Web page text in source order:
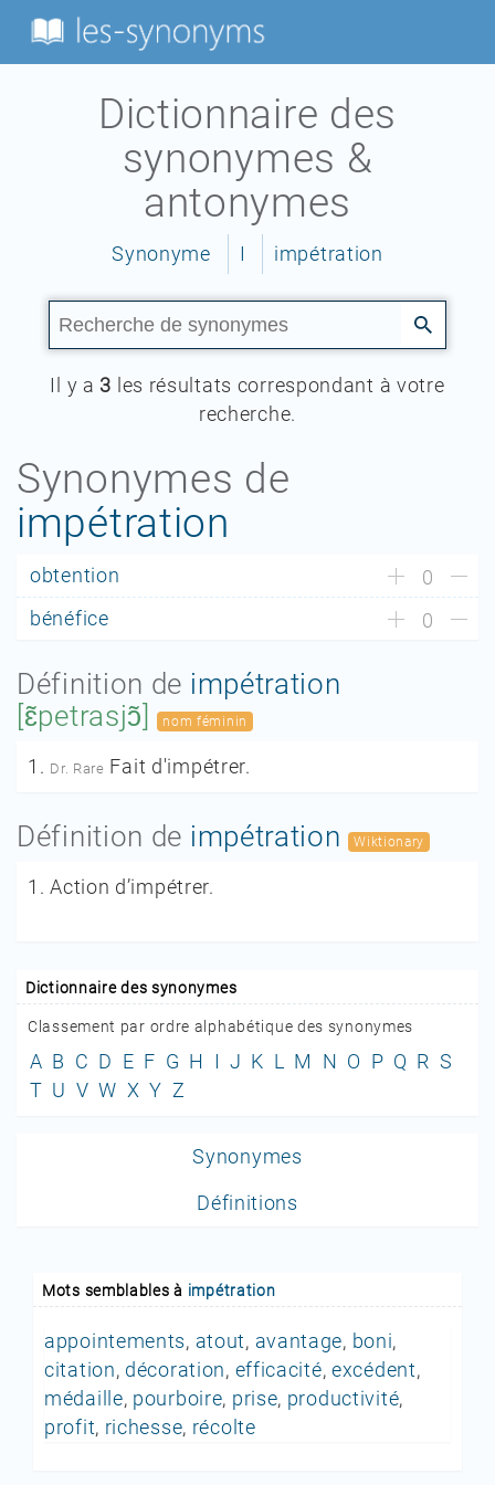
Dictionnaire des
synonymes &
antonymes
Synonyme I impétration
Il y a 3 les résultats correspondant à votre
recherche.
Synonymes de
impétration
obtention
0
bénéfice
0
Définition de impétration
[ɛ̃petrasjɔ̃]
nom féminin
1. Dr. Rare Fait d'impétrer.
Définition de impétration Wiktionary
1.Action d’impétrer.
Dictionnaire des synonymes
Classement par ordre alphabétique des synonymes
A B C D E F G H I J K L M N O P Q R S
T U V W X Y Z
Synonymes
Définitions
Mots semblables à impétration
appointements, atout, avantage, boni,
citation, décoration, efficacité, excédent,
médaille, pourboire, prise, productivité,
profit, richesse, récolte